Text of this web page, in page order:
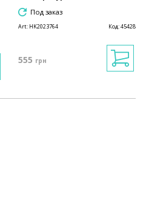
Под заказ
Art: HK2023764 Код:45428
555 грн